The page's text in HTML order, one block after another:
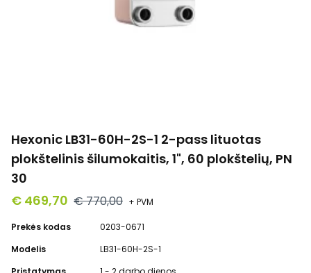
Hexonic LB31-60H-2S-1 2-pass lituotas
plokštelinis šilumokaitis, 1", 60 plokštelių, PN
30
€ 469,70 € 770,00 + PVM
Prekės kodas
0203-0671
Modelis
LB31-60H-2S-1